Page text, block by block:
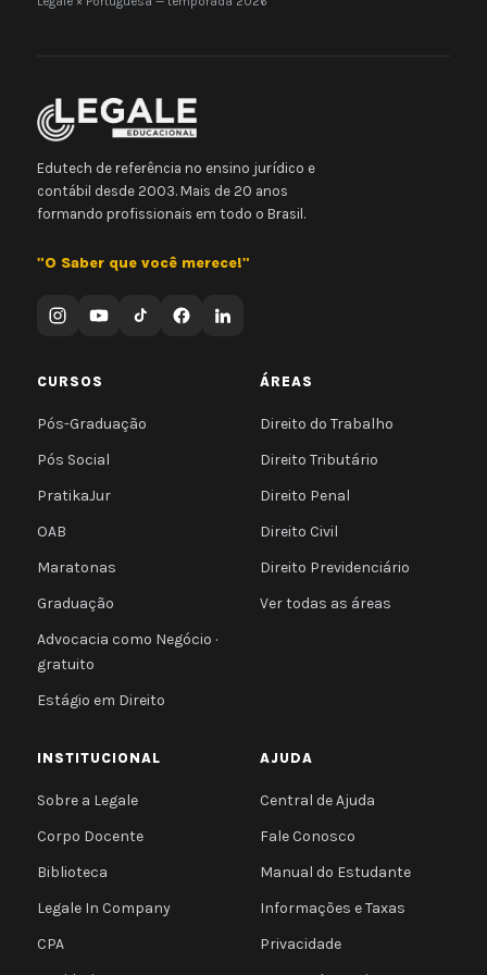
Edutech de referência no ensino jurídico e
contábil desde 2003. Mais de 20 anos
formando profissionais em todo o Brasil.
"O Saber que você merece!"
CURSOS
Pós-Graduação
Pós Social
PratikaJur
OAB
Maratonas
Graduação
Advocacia como Negócio ·
gratuito
Estágio em Direito
ÁREAS
Direito do Trabalho
Direito Tributário
Direito Penal
Direito Civil
Direito Previdenciário
Ver todas as áreas
INSTITUCIONAL
Sobre a Legale
Corpo Docente
Biblioteca
Legale In Company
CPA
AJUDA
Central de Ajuda
Fale Conosco
Manual do Estudante
Informações e Taxas
Privacidade